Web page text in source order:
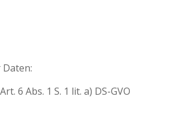
6 Abs. 1 S. 1 lit. a) DS-GVO